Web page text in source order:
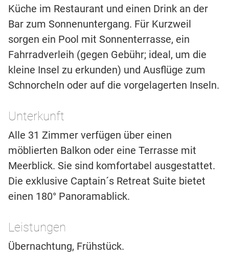
Küche im Restaurant und einen Drink an der
Bar zum Sonnenuntergang. Für Kurzweil
sorgen ein Pool mit Sonnenterrasse, ein
Fahrradverleih (gegen Gebühr; ideal, um die
kleine Insel zu erkunden) und Ausflüge zum
Schnorcheln oder auf die vorgelagerten Inseln.
Unterkunft
Alle 31 Zimmer verfügen über einen
möblierten Balkon oder eine Terrasse mit
Meerblick. Sie sind komfortabel ausgestattet.
Die exklusive Captain´s Retreat Suite bietet
einen 180° Panoramablick.
Leistungen
Übernachtung, Frühstück.